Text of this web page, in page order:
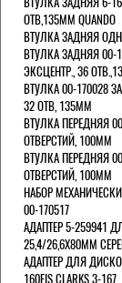
ОТВ,135ММ QUANDO
ВТУЛКА ЗАДНЯЯ
ВТУЛКА ЗАДНЯЯ 00-
ЭКСЦЕНТР., 36
ВТУЛКА 00-170028
32 ОТВ, 135ММ
ВТУЛКА ПЕРЕДНЯЯ
ОТВЕРСТИЙ, 100ММ
ВТУЛКА ПЕРЕДНЯЯ
ОТВЕРСТИЙ, 100ММ
НАБОР
00-170517
АДАПТЕР 5-259941
25,4/26,6Х80ММ
АДАПТЕР ДЛЯ
160FIS CLARKS 3-167